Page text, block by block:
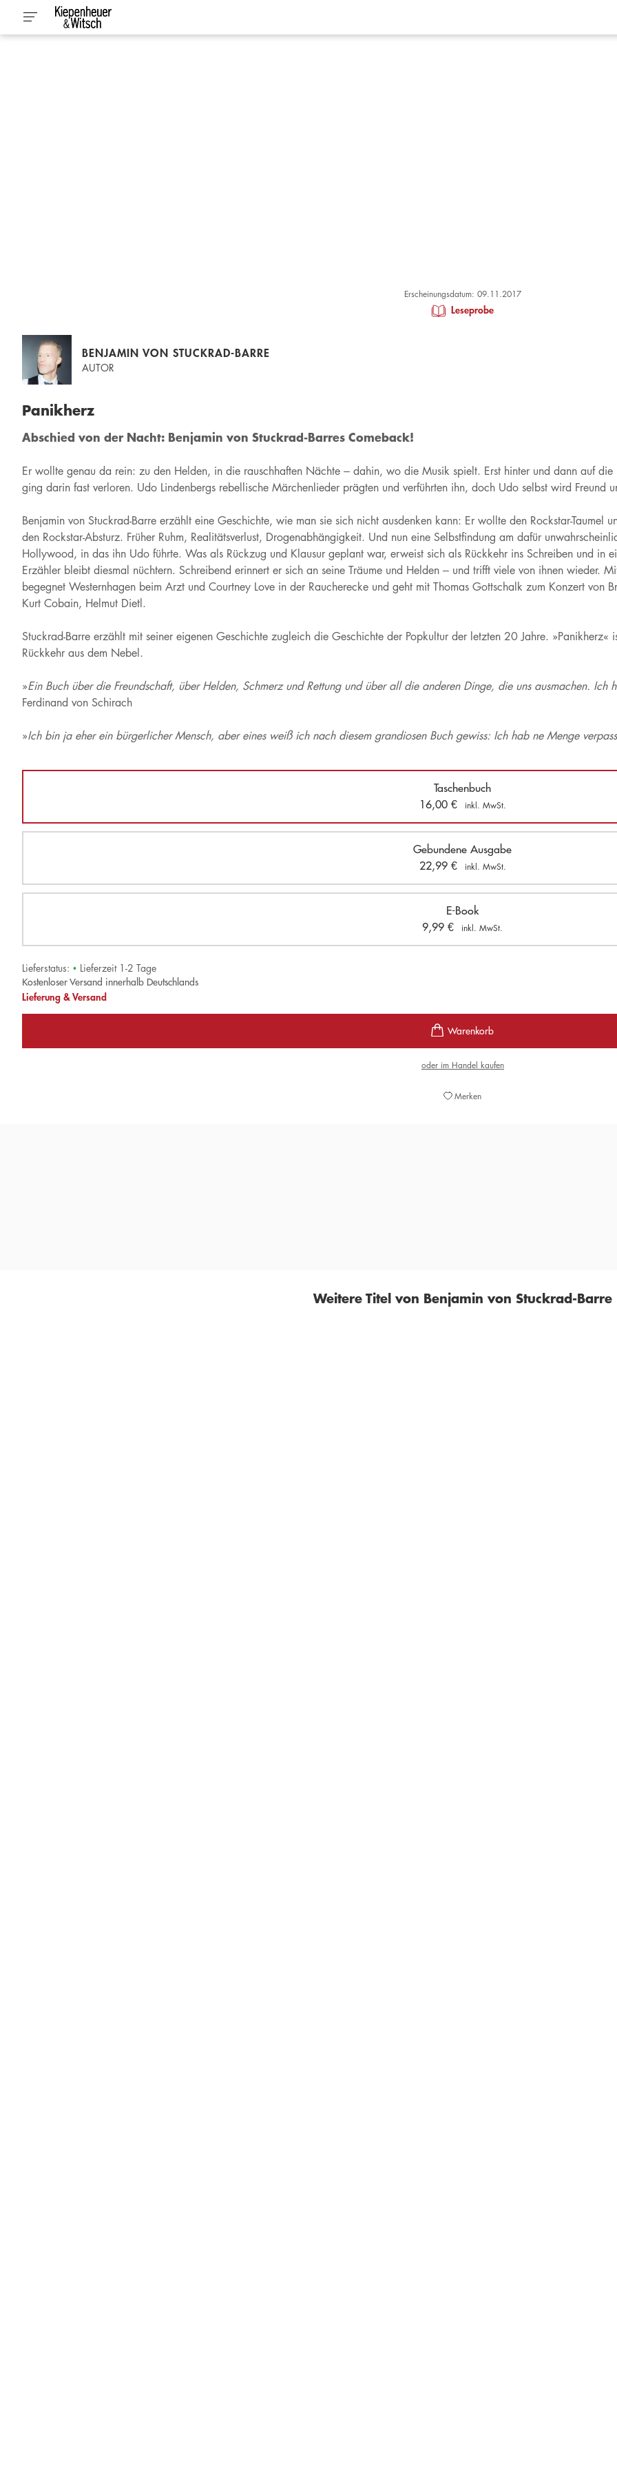
Erscheinungsdatum: 09.11.2017
Leseprobe
BENJAMIN VON STUCKRAD-BARRE
AUTOR
Panikherz
Abschied von der Nacht: Benjamin von Stuckrad-Barres Comeback!
Er wollte genau da rein: zu den Helden, in die rauschhaften Nächte – dahin, wo die Musik spielt. Erst hinter und dann auf
ging darin fast verloren. Udo Lindenbergs rebellische Märchenlieder prägten und verführten ihn, doch Udo selbst wird Freund
Benjamin von Stuckrad-Barre erzählt eine Geschichte, wie man sie sich nicht ausdenken kann: Er wollte den Rockstar-Taumel
den Rockstar-Absturz. Früher Ruhm, Realitätsverlust, Drogenabhängigkeit. Und nun eine Selbstfindung am dafür
Hollywood, in das ihn Udo führte. Was als Rückzug und Klausur geplant war, erweist sich als Rückkehr ins Schreiben und in
Erzähler bleibt diesmal nüchtern. Schreibend erinnert er sich an seine Träume und Helden – und trifft viele von ihnen wieder.
begegnet Westernhagen beim Arzt und Courtney Love in der Raucherecke und geht mit Thomas Gottschalk zum Konzert
Kurt Cobain, Helmut Dietl.
Stuckrad-Barre erzählt mit seiner eigenen Geschichte zugleich die Geschichte der Popkultur der letzten 20 Jahre.
Rückkehr aus dem Nebel.
»Ein Buch über die Freundschaft, über Helden, Schmerz und Rettung und über all die anderen Dinge, die uns ausmachen. Ich
Ferdinand von Schirach
»Ich bin ja eher ein bürgerlicher Mensch, aber eines weiß ich nach diesem grandiosen Buch gewiss: Ich hab ne Menge
Taschenbuch
16,00 € inkl. MwSt.
Gebundene Ausgabe
22,99 € inkl. MwSt.
E-Book
9,99€ inkl. MwSt.
Lieferstatus: • Lieferzeit 1-2 Tage
Kostenloser Versand innerhalb Deutschlands
Lieferung & Versand
oder im Handel kaufen
Merken
Weitere Titel von Benjamin von Stuckrad-Barre